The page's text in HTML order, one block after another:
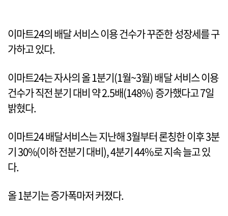
이마트24의 배달 서비스 이용 건수가 꾸준한 성장세를 구
가하고 있다.
이마트24는 자사의 올 1분기(1월~3월) 배달 서비스 이용
건수가 직전 분기 대비 약 2.5배(148%) 증가했다고 7일
밝혔다.
이마트24 배달서비스는 지난해 3월부터 론칭한 이후 3분
기 30%(이하 전분기 대비), 4분기 44%로 지속 늘고 있
다.
올 1분기는 증가폭마저 커졌다.